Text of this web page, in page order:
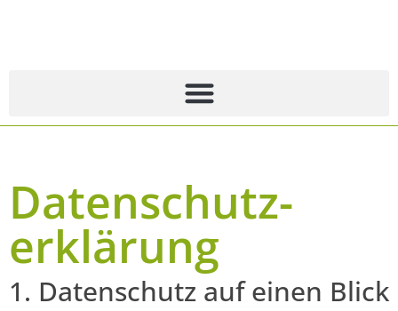
Datenschutz­
erklärung
1. Datenschutz auf einen Blick